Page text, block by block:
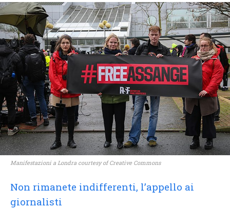
Manifestazioni a Londra courtesy of Creative Commons
Non rimanete indifferenti, l’appello ai
giornalisti